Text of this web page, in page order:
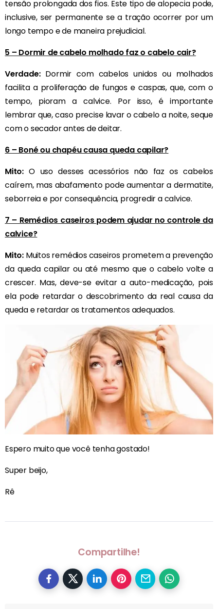
tensão prolongada dos fios. Este tipo de alopecia pode,
inclusive, ser permanente se a tração ocorrer por um
longo tempo e de maneira prejudicial.
5 – Dormir de cabelo molhado faz o cabelo cair?
Verdade:Dormir com cabelos unidos ou molhados
facilita a proliferação de fungos e caspas, que, com o
tempo, pioram a calvice. Por isso, é importante
lembrar que, caso precise lavar o cabelo a noite, seque
com o secador antes de deitar.
6 – Boné ou chapéu causa queda capilar?
Mito: O uso desses acessórios não faz os cabelos
caírem, mas abafamento pode aumentar a dermatite,
seborreia e por consequência, progredir a calvice.
7 – Remédios caseiros podem ajudar no controle da
calvice?
Mito: Muitos remédios caseiros prometem a prevenção
da queda capilar ou até mesmo que o cabelo volte a
crescer. Mas, deve-se evitar a auto-medicação, pois
ela pode retardar o descobrimento da real causa da
queda e retardar os tratamentos adequados.
Espero muito que você tenha gostado!
Super beijo,
Rê
Compartilhe!